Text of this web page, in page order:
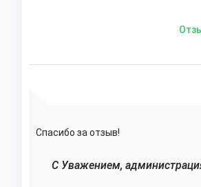
Спасибо за отзыв!
C Уважением,